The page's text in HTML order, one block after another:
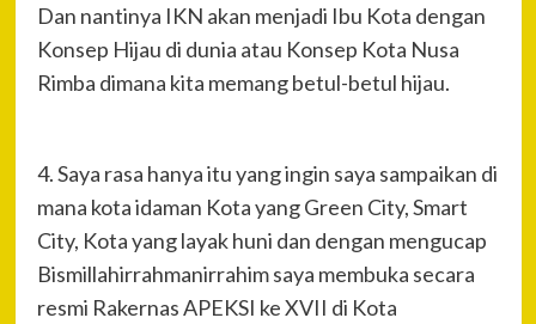
Dan nantinya IKN akan menjadi Ibu Kota dengan
Konsep Hijau di dunia atau Konsep Kota Nusa
Rimba dimana kita memang betul-betul hijau.
4. Saya rasa hanya itu yang ingin saya sampaikan di
mana kota idaman Kota yang Green City, Smart
City, Kota yang layak huni dan dengan mengucap
Bismillahirrahmanirrahim saya membuka secara
resmi Rakernas APEKSI ke XVII di Kota